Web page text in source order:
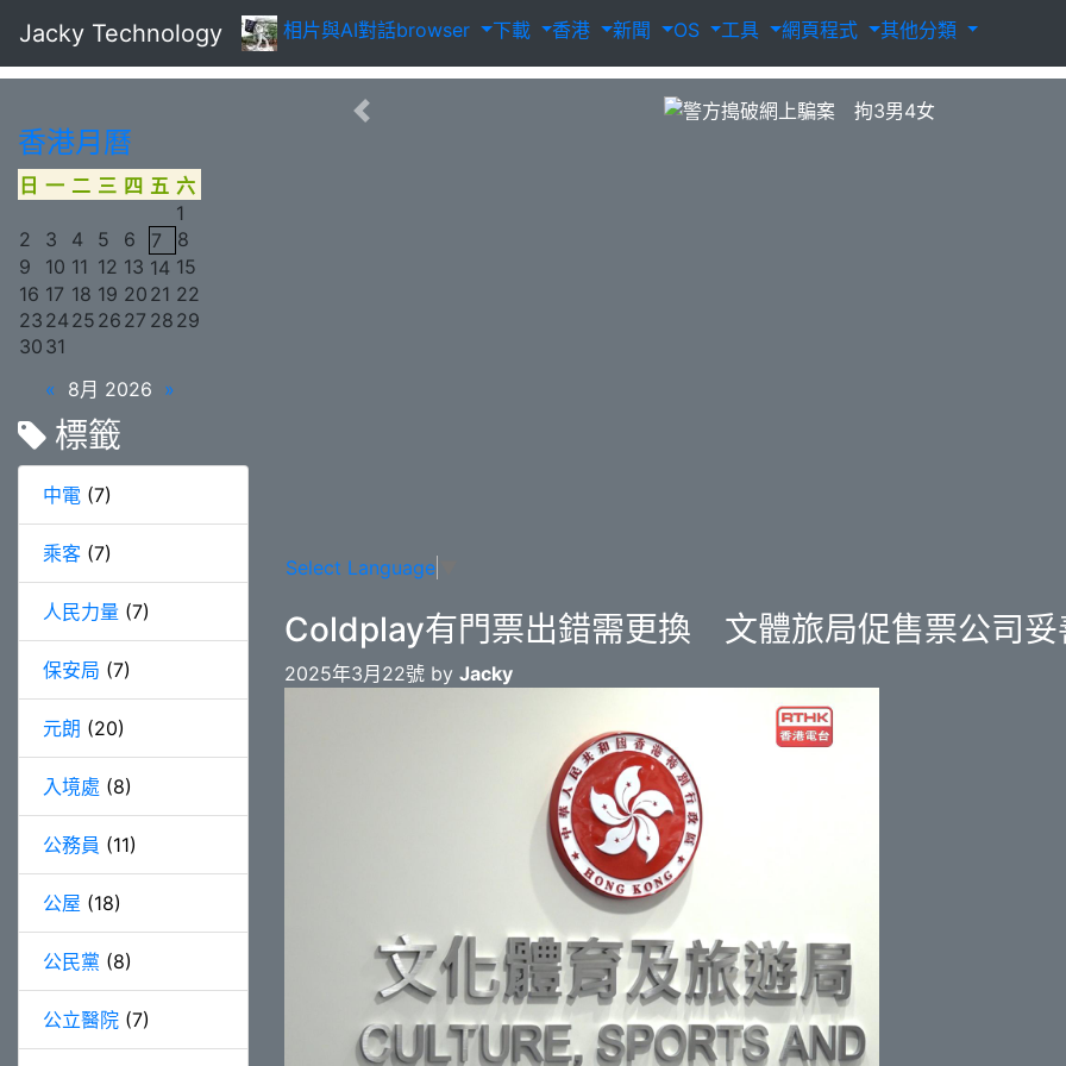
Jacky Technology 相片與AI對話browser 下載 香港 新聞 OS 工具 網頁程式 其他分類
香港月曆
« 8月 2026 »
日 一 二 三 四 五 六
1
2
3 4 5 6 7
8
9
10 11 12 13 14 15
16 17 18 19 20 21 22
23 24 25 26 27 28 29
30 31
標籤
中電 (7)
乘客 (7)
人民力量 (7)
保安局 (7)
元朗 (20)
入境處 (8)
公務員 (11)
公屋 (18)
公民黨 (8)
公立醫院 (7)
Select Language
Coldplay有門票出錯需更換 文體旅局促售票公司妥
2025年3月22號 by Jacky